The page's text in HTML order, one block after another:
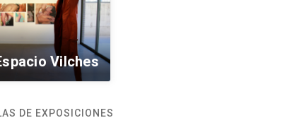
Vilches
DE EXPOSICIONES